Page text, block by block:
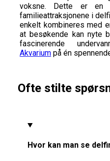
voksne. Dette er
familieattraksjonene i
enkelt kombineres med
at besøkende kan nyte
fascinerende
Akvarium på én
Ofte stilte
Hvor kan man se